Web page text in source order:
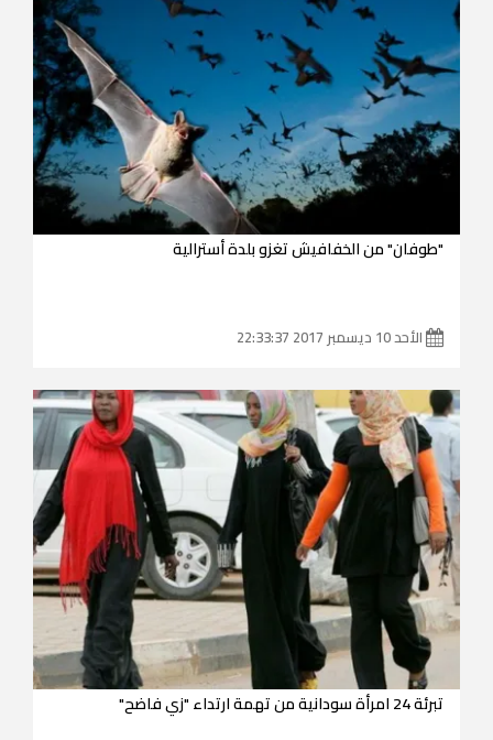
"طوفان" من الخفافيش تغزو بلدة أسترالية
الأحد 10 ديسمبر 2017 22:33:37
تبرئة 24 امرأة سودانية من تهمة ارتداء "زي فاضح"